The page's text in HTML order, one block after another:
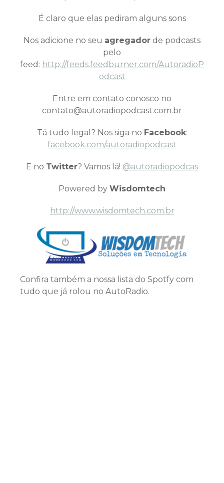
É claro que elas pediram alguns sons
Nos adicione no seu agregador de podcasts
pelo
feed: http://feeds.feedburner.com/AutoradioP
odcast
Entre em contato conosco no
contato@autoradiopodcast.com.br
Tá tudo legal? Nos siga no Facebook:
facebook.com/autoradiopodcast
E no Twitter? Vamos lá! @autoradiopodcas
Powered by Wisdomtech
http://www.wisdomtech.com.br
Confira também a nossa lista do Spotfy com
tudo que já rolou no AutoRadio.